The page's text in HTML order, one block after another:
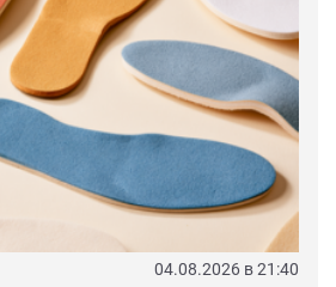
04.08.2026 в 21:40